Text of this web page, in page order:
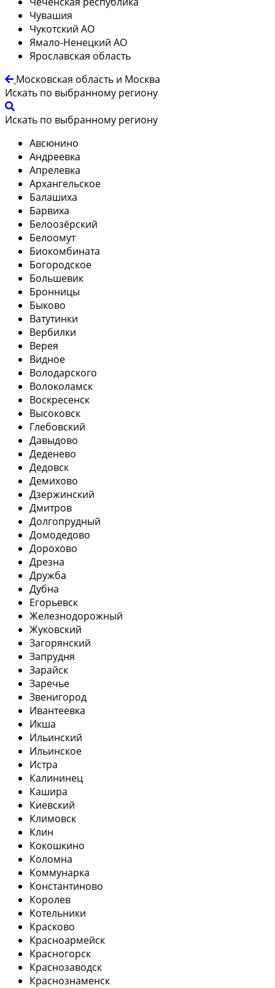
Чувашия
Чукотский АО
Ямало-Ненецкий АО
Ярославская область
Московская область и Москва
Искать по выбранному региону
Искать по выбранному региону
Авсюнино
Андреевка
Апрелевка
Архангельское
Балашиха
Барвиха
Белоозёрский
Белоомут
Биокомбината
Богородское
Большевик
Бронницы
Быково
Ватутинки
Вербилки
Верея
Видное
Володарского
Волоколамск
Воскресенск
Высоковск
Глебовский
Давыдово
Деденево
Дедовск
Демихово
Дзержинский
Дмитров
Долгопрудный
Домодедово
Дорохово
Дрезна
Дружба
Дубна
Егорьевск
Железнодорожный
Жуковский
Загорянский
Запрудня
Зарайск
Заречье
Звенигород
Ивантеевка
Икша
Ильинский
Ильинское
Истра
Калининец
Кашира
Киевский
Климовск
Клин
Кокошкино
Коломна
Коммунарка
Константиново
Королев
Котельники
Красково
Красноармейск
Красногорск
Краснозаводск
Краснознаменск